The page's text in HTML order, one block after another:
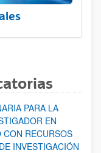
PARA LA
EN
RECURSOS
INVESTIGACIÓN